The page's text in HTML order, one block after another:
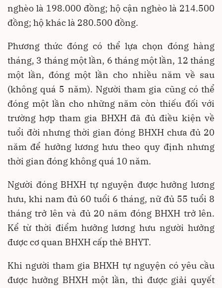
nghèo là 198.000 đồng; hộ cận nghèo là 214.500
đồng; hộ khác là 280.500 đồng.
Phương thức đóng có thể lựa chọn đóng hàng
tháng, 3 tháng một lần, 6 tháng một lần, 12 tháng
một lần, đóng một lần cho nhiều năm về sau
(không quá 5 năm). Người tham gia cũng có thể
đóng một lần cho những năm còn thiếu đối với
trường hợp tham gia BHXH đã đủ điều kiện về
tuổi đời nhưng thời gian đóng BHXH chưa đủ 20
năm để hưởng lương hưu theo quy định nhưng
thời gian đóng không quá 10 năm.
Người đóng BHXH tự nguyện được hưởng lương
hưu, khi nam đủ 60 tuổi 6 tháng, nữ đủ 55 tuổi 8
tháng trở lên và đủ 20 năm đóng BHXH trở lên.
Kể từ thời điểm hưởng lương hưu người hưởng
được cơ quan BHXH cấp thẻ BHYT.
Khi người tham gia BHXH tự nguyện có yêu cầu
được hưởng BHXH một lần, thì được giải quyết